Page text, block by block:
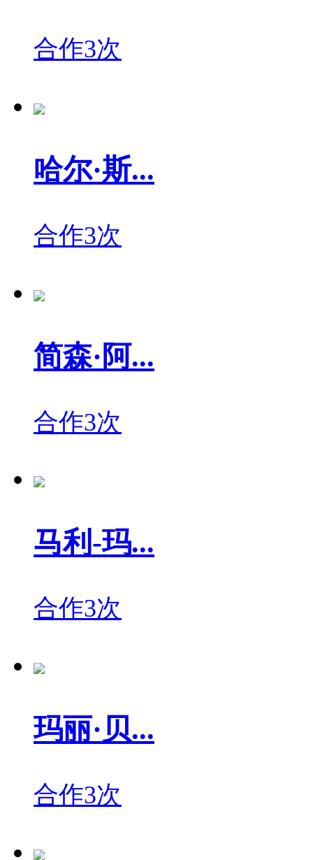
合作3次
哈尔·斯...
合作3次
简森·阿...
合作3次
马利-玛...
合作3次
玛丽·贝...
合作3次